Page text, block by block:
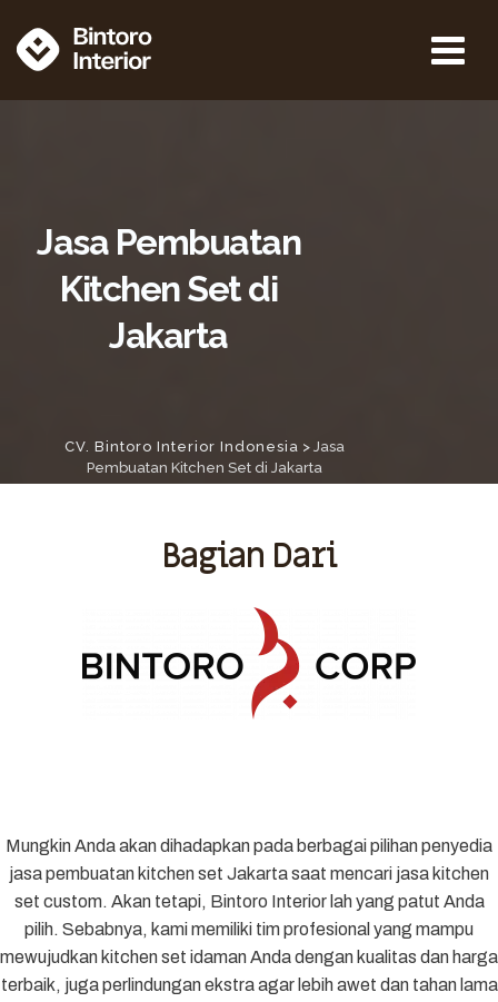
Jasa Pembuatan
Kitchen Set di
Jakarta
CV. Bintoro Interior Indonesia > Jasa
Pembuatan Kitchen Set di Jakarta
Bagian Dari
Mungkin Anda akan dihadapkan pada berbagai pilihan penyedia
jasa pembuatan kitchen set Jakarta saat mencari jasa kitchen
set custom. Akan tetapi, Bintoro Interior lah yang patut Anda
pilih. Sebabnya, kami memiliki tim profesional yang mampu
mewujudkan kitchen set idaman Anda dengan kualitas dan harga
terbaik, juga perlindungan ekstra agar lebih awet dan tahan lama